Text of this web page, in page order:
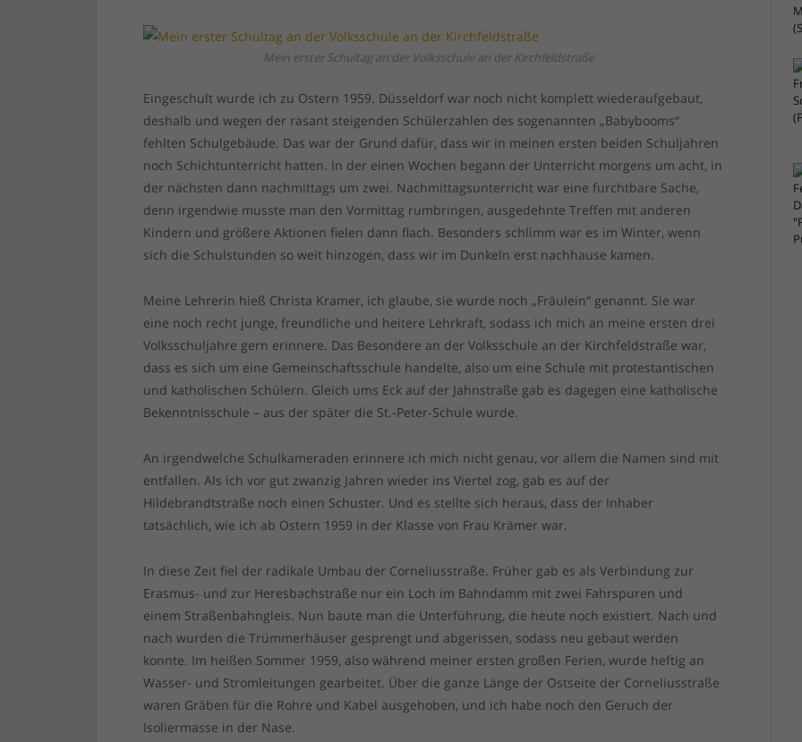
Mein erster Schultag an der Volksschule an der Kirchfeldstraße
Eingeschult wurde ich zu Ostern 1959. Düsseldorf war noch nicht komplett wiederaufgebaut,
deshalb und wegen der rasant steigenden Schülerzahlen des sogenannten „Babybooms“
fehlten Schulgebäude. Das war der Grund dafür, dass wir in meinen ersten beiden Schuljahren
noch Schichtunterricht hatten. In der einen Wochen begann der Unterricht morgens um acht, in
der nächsten dann nachmittags um zwei. Nachmittagsunterricht war eine furchtbare Sache,
denn irgendwie musste man den Vormittag rumbringen, ausgedehnte Treffen mit anderen
Kindern und größere Aktionen fielen dann flach. Besonders schlimm war es im Winter, wenn
sich die Schulstunden so weit hinzogen, dass wir im Dunkeln erst nachhause kamen.
Meine Lehrerin hieß Christa Kramer, ich glaube, sie wurde noch „Fräulein“ genannt. Sie war
eine noch recht junge, freundliche und heitere Lehrkraft, sodass ich mich an meine ersten drei
Volksschuljahre gern erinnere. Das Besondere an der Volksschule an der Kirchfeldstraße war,
dass es sich um eine Gemeinschaftsschule handelte, also um eine Schule mit protestantischen
und katholischen Schülern. Gleich ums Eck auf der Jahnstraße gab es dagegen eine katholische
Bekenntnisschule – aus der später die St.-Peter-Schule wurde.
An irgendwelche Schulkameraden erinnere ich mich nicht genau, vor allem die Namen sind mit
entfallen. Als ich vor gut zwanzig Jahren wieder ins Viertel zog, gab es auf der
Hildebrandtstraße noch einen Schuster. Und es stellte sich heraus, dass der Inhaber
tatsächlich, wie ich ab Ostern 1959 in der Klasse von Frau Krämer war.
In diese Zeit fiel der radikale Umbau der Corneliusstraße. Früher gab es als Verbindung zur
Erasmus- und zur Heresbachstraße nur ein Loch im Bahndamm mit zwei Fahrspuren und
einem Straßenbahngleis. Nun baute man die Unterführung, die heute noch existiert. Nach und
nach wurden die Trümmerhäuser gesprengt und abgerissen, sodass neu gebaut werden
konnte. Im heißen Sommer 1959, also während meiner ersten großen Ferien, wurde heftig an
Wasser- und Stromleitungen gearbeitet. Über die ganze Länge der Ostseite der Corneliusstraße
waren Gräben für die Rohre und Kabel ausgehoben, und ich habe noch den Geruch der
Isoliermasse in der Nase.